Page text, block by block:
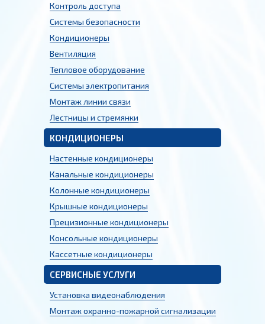
Контроль доступа
Системы безопасности
Кондиционеры
Вентиляция
Тепловое оборудование
Системы электропитания
Монтаж линии связи
Лестницы и стремянки
КОНДИЦИОНЕРЫ
Настенные кондиционеры
Канальные кондиционеры
Колонные кондиционеры
Крышные кондиционеры
Прецизионные кондиционеры
Консольные кондиционеры
Кассетные кондиционеры
СЕРВИСНЫЕ УСЛУГИ
Установка видеонаблюдения
Монтаж охранно-пожарной сигнализации